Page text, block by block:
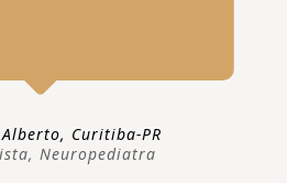
Curitiba-PR
Neuropediatra